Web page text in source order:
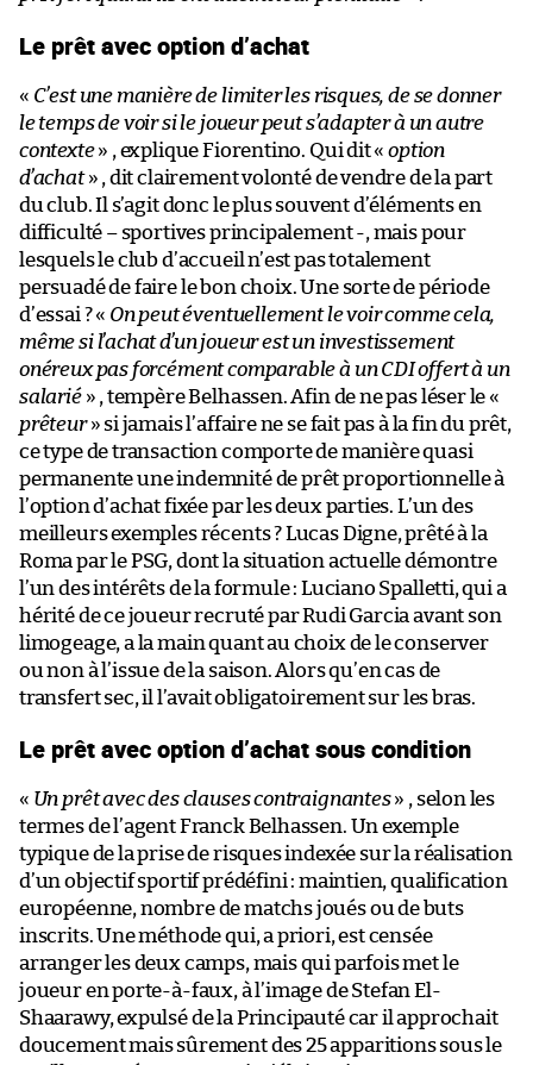
Le prêt avec option d’achat
« C’est une manière de limiter les risques, de se donner
le temps de voir si le joueur peut s’adapter à un autre
contexte» , explique Fiorentino. Qui dit «option
d’achat» , dit clairement volonté de vendre de la part
du club. Il s’agit donc le plus souvent d’éléments en
difficulté – sportives principalement -, mais pour
lesquels le club d’accueil n’est pas totalement
persuadé de faire le bon choix. Une sorte de période
d’essai ? « On peut éventuellement le voir comme cela,
même si l’achat d’un joueur est un investissement
onéreux pas forcément comparable à un CDI offert à un
salarié» , tempère Belhassen. Afin de ne pas léser le «
prêteur» si jamais l’affaire ne se fait pas à la fin du prêt,
ce type de transaction comporte de manière quasi
permanente une indemnité de prêt proportionnelle à
l’option d’achat fixée par les deux parties. L’un des
meilleurs exemples récents ? Lucas Digne, prêté à la
Roma par le PSG, dont la situation actuelle démontre
l’un des intérêts de la formule : Luciano Spalletti, qui a
hérité de ce joueur recruté par Rudi Garcia avant son
limogeage, a la main quant au choix de le conserver
ou non à l’issue de la saison. Alors qu’en cas de
transfert sec, il l’avait obligatoirement sur les bras.
Le prêt avec option d’achat sous condition
« Un prêt avec des clauses contraignantes» , selon les
termes de l’agent Franck Belhassen. Un exemple
typique de la prise de risques indexée sur la réalisation
d’un objectif sportif prédéfini : maintien, qualification
européenne, nombre de matchs joués ou de buts
inscrits. Une méthode qui, a priori, est censée
arranger les deux camps, mais qui parfois met le
joueur en porte-à-faux, à l’image de Stefan El-
Shaarawy, expulsé de la Principauté car il approchait
doucement mais sûrement des 25 apparitions sous le